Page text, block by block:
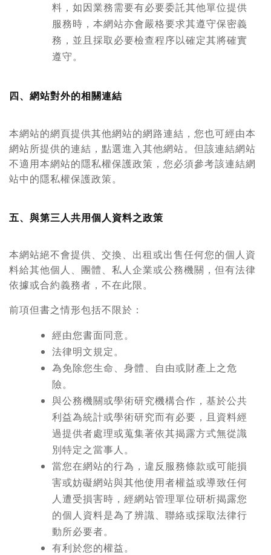
料，如因業務需要有必要委託其他單位提供
服務時，本網站亦會嚴格要求其遵守保密義
務，並且採取必要檢查程序以確定其將確實
遵守。
四、網站對外的相關連結
本網站的網頁提供其他網站的網路連結，您也可經由本
網站所提供的連結，點選進入其他網站。但該連結網站
不適用本網站的隱私權保護政策，您必須參考該連結網
站中的隱私權保護政策。
五、與第三人共用個人資料之政策
本網站絕不會提供、交換、出租或出售任何您的個人資
料給其他個人、團體、私人企業或公務機關，但有法律
依據或合約義務者，不在此限。
前項但書之情形包括不限於：
經由您書面同意。
法律明文規定。
為免除您生命、身體、自由或財產上之危
險。
與公務機關或學術研究機構合作，基於公共
利益為統計或學術研究而有必要，且資料經
過提供者處理或蒐集著依其揭露方式無從識
別特定之當事人。
當您在網站的行為，違反服務條款或可能損
害或妨礙網站與其他使用者權益或導致任何
人遭受損害時，經網站管理單位研析揭露您
的個人資料是為了辨識、聯絡或採取法律行
動所必要者。
有利於您的權益。